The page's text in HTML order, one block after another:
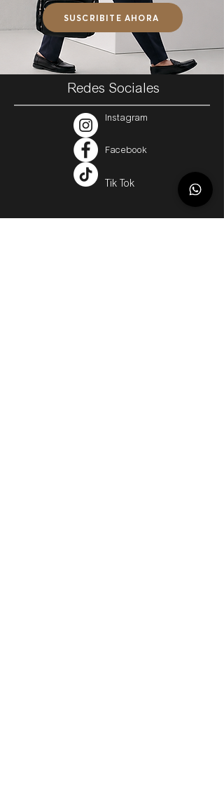
SUSCRIBITE AHORA
Redes Sociales
Instagram
Facebook
Tik Tok